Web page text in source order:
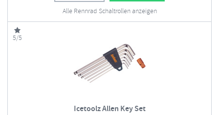
Alle Rennrad Schaltrollen anzeigen
5/5
Icetoolz Allen Key Set